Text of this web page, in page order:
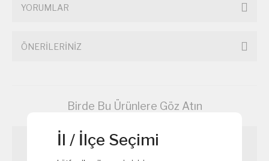
YORUMLAR
ÖNERİLERİNİZ
Birde Bu Ürünlere Göz Atın
İl / İlçe Seçimi